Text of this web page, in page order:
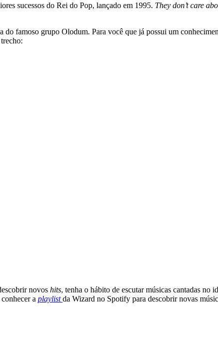
sucessos do Rei do Pop, lançado em 1995. They don’t care
famoso grupo Olodum. Para você que já possui um
novos hits, tenha o hábito de escutar músicas cantadas no
a playlistda Wizard no Spotify para descobrir novas